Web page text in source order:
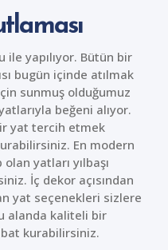
ile yapılıyor. Bütün bir
bugün içinde atılmak
sunmuş olduğumuz
beğeni alıyor.
yat tercih etmek
En modern
yatları yılbaşı
İç dekor açısından
yat seçenekleri sizlere
alanda kaliteli bir
kurabilirsiniz.